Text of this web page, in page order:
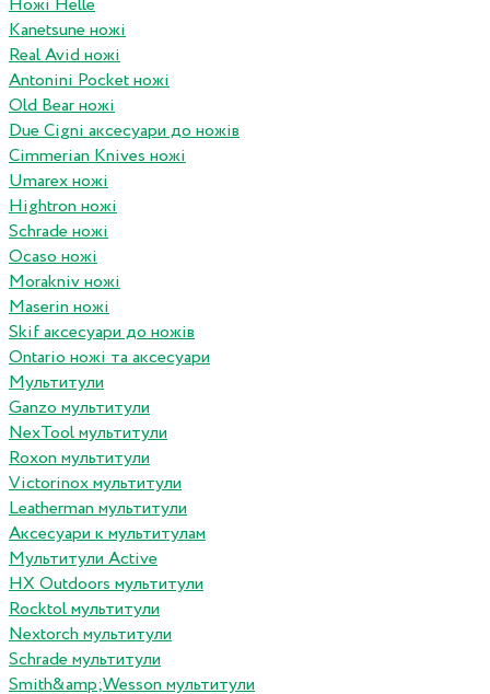
Ножі Helle
Kanetsune ножі
Real Avid ножі
Antonini Pocket ножі
Old Bear ножі
Due Cigni аксесуари до ножів
Cimmerian Knives ножі
Umarex ножі
Hightron ножі
Schrade ножі
Ocaso ножі
Morakniv ножі
Maserin ножі
Skif аксесуари до ножів
Ontario ножі та аксесуари
Мультитули
Ganzo мультитули
NexTool мультитули
Roxon мультитули
Victorinox мультитули
Leatherman мультитули
Аксесуари к мультитулам
Мультитули Active
HX Outdoors мультитули
Rocktol мультитули
Nextorch мультитули
Schrade мультитули
Smith&amp;Wesson мультитули